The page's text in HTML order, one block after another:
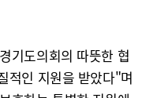
기도의회의 따뜻한 협
적인 지원을 받았다"며